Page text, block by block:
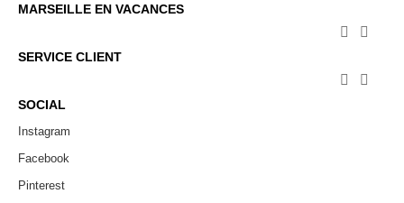
MARSEILLE EN VACANCES
 
SERVICE CLIENT
 
SOCIAL
Instagram
Facebook
Pinterest